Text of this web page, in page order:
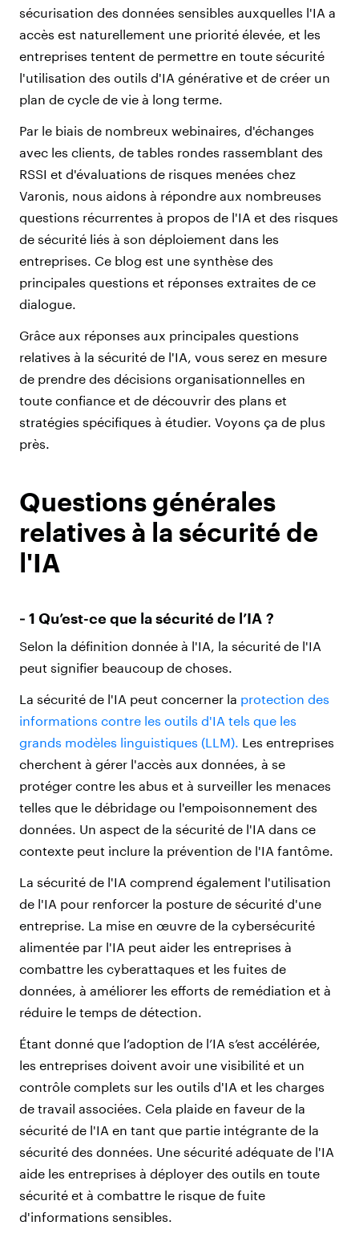
sécurisation des données sensibles auxquelles l'IA a
accès est naturellement une priorité élevée, et les
entreprises tentent de permettre en toute sécurité
l'utilisation des outils d'IA générative et de créer un
plan de cycle de vie à long terme.
Par le biais de nombreux webinaires, d'échanges
avec les clients, de tables rondes rassemblant des
RSSI et d'évaluations de risques menées chez
Varonis, nous aidons à répondre aux nombreuses
questions récurrentes à propos de l'IA et des risques
de sécurité liés à son déploiement dans les
entreprises. Ce blog est une synthèse des
principales questions et réponses extraites de ce
dialogue.
Grâce aux réponses aux principales questions
relatives à la sécurité de l'IA, vous serez en mesure
de prendre des décisions organisationnelles en
toute confiance et de découvrir des plans et
stratégies spécifiques à étudier. Voyons ça de plus
près.
Questions générales
relatives à la sécurité de
l'IA
‑ 1 Qu’est-ce que la sécurité de l’IA ?
Selon la définition donnée à l'IA, la sécurité de l'IA
peut signifier beaucoup de choses.
La sécurité de l'IA peut concerner la protection des
informations contre les outils d'IA tels que les
grands modèles linguistiques (LLM). Les entreprises
cherchent à gérer l'accès aux données, à se
protéger contre les abus et à surveiller les menaces
telles que le débridage ou l'empoisonnement des
données. Un aspect de la sécurité de l'IA dans ce
contexte peut inclure la prévention de l'IA fantôme.
La sécurité de l'IA comprend également l'utilisation
de l'IA pour renforcer la posture de sécurité d'une
entreprise. La mise en œuvre de la cybersécurité
alimentée par l'IA peut aider les entreprises à
combattre les cyberattaques et les fuites de
données, à améliorer les efforts de remédiation et à
réduire le temps de détection.
Étant donné que l’adoption de l’IA s’est accélérée,
les entreprises doivent avoir une visibilité et un
contrôle complets sur les outils d'IA et les charges
de travail associées. Cela plaide en faveur de la
sécurité de l'IA en tant que partie intégrante de la
sécurité des données. Une sécurité adéquate de l'IA
aide les entreprises à déployer des outils en toute
sécurité et à combattre le risque de fuite
d'informations sensibles.